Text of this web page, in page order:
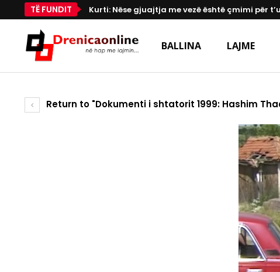
TË FUNDIT Kurti: Nëse gjuajtja me vezë është çmimi për
BALLINA LAJME
Return to "Dokumenti i shtatorit 1999: Hashim